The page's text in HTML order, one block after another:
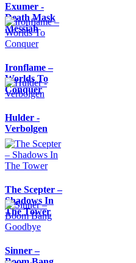
Exumer -
Death Mask
Messiah
Ironflame –
Worlds To
Conquer
Hulder -
Verbolgen
The Scepter –
Shadows In
The Tower
Sinner –